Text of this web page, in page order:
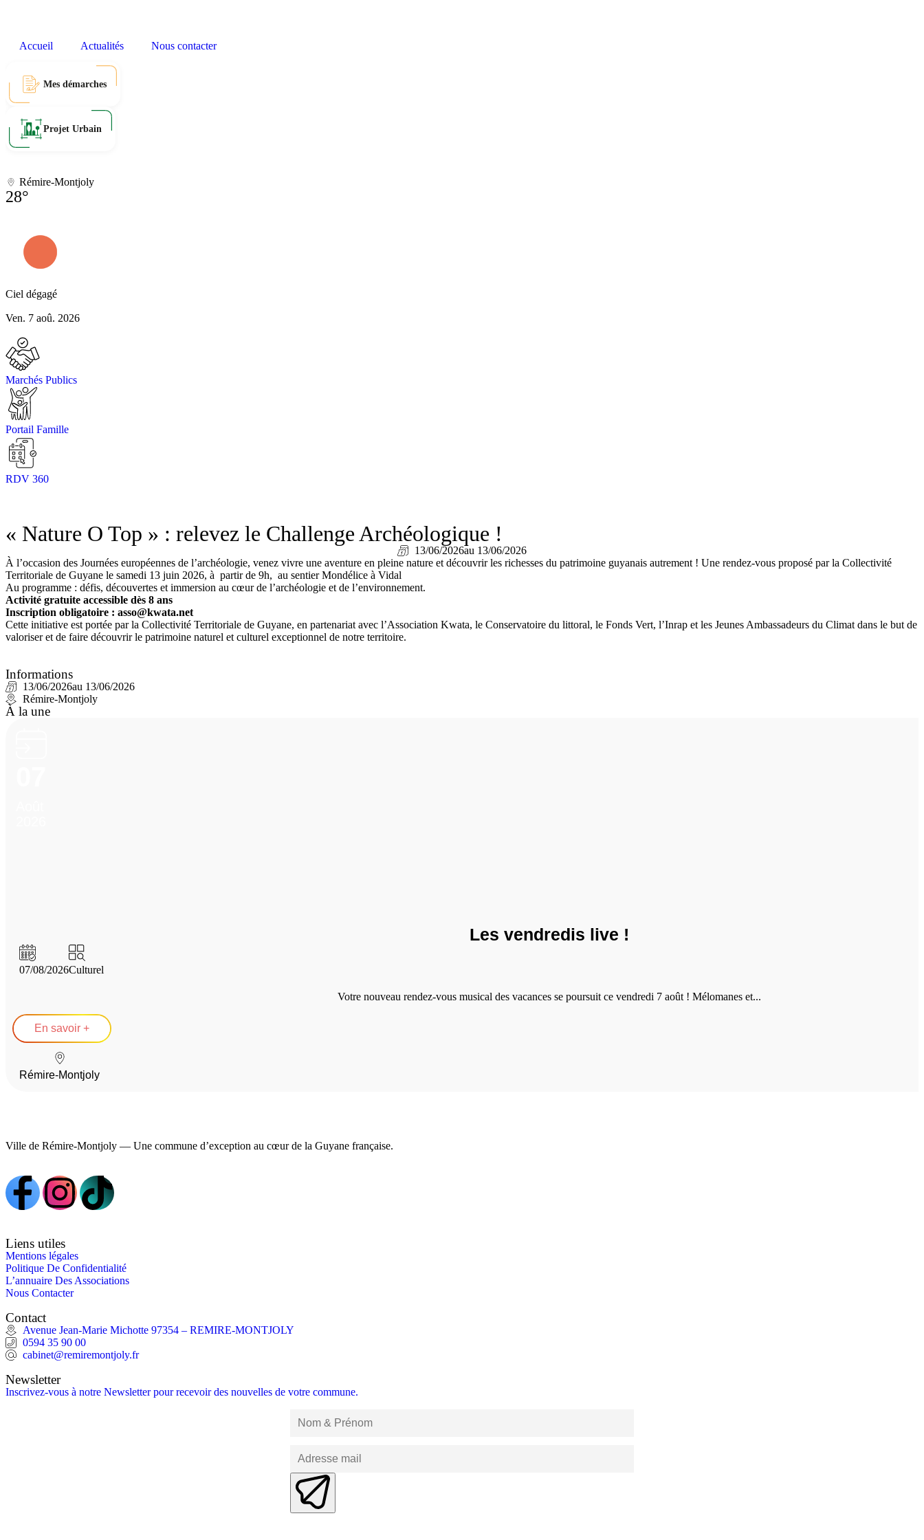
Accueil Actualités Nous contacter
Mes démarches
Projet Urbain
Rémire-Montjoly
28°
Ciel dégagé
Ven. 7 aoû. 2026
Marchés Publics
Portail Famille
RDV 360
« Nature O Top » : relevez le Challenge Archéologique !
13/06/2026au 13/06/2026
À l’occasion des Journées européennes de l’archéologie, venez vivre une aventure en pleine nature et découvrir les richesses du patrimoine guyanais autrement ! Une rendez-vous proposé par la Collectivité
Territoriale de Guyane le samedi 13 juin 2026, à partir de 9h, au sentier Mondélice à Vidal
Au programme : défis, découvertes et immersion au cœur de l’archéologie et de l’environnement.
Activité gratuite accessible dès 8 ans
Inscription obligatoire : asso@kwata.net
Cette initiative est portée par la Collectivité Territoriale de Guyane, en partenariat avec l’Association Kwata, le Conservatoire du littoral, le Fonds Vert, l’Inrap et les Jeunes Ambassadeurs du Climat dans le but de
valoriser et de faire découvrir le patrimoine naturel et culturel exceptionnel de notre territoire.
Informations
13/06/2026au 13/06/2026
Rémire-Montjoly
À la une
Les vendredis live !
07/08/2026Culturel
Votre nouveau rendez-vous musical des vacances se poursuit ce vendredi 7 août ! Mélomanes et...
En savoir +
Rémire-Montjoly
Ville de Rémire-Montjoly — Une commune d’exception au cœur de la Guyane française.
Liens utiles
Mentions légales
Politique De Confidentialité
L’annuaire Des Associations
Nous Contacter
Contact
Avenue Jean-Marie Michotte 97354 – REMIRE-MONTJOLY
0594 35 90 00
cabinet@remiremontjoly.fr
Newsletter
Inscrivez-vous à notre Newsletter pour recevoir des nouvelles de votre commune.